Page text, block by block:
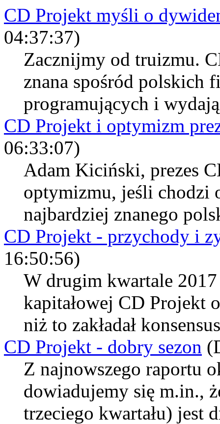
CD Projekt myśli o
04:37:37)
Zacznijmy od truizmu.
znana spośród polskich
programujących i
CD Projekt i optymizm
06:33:07)
Adam Kiciński, prezes
optymizmu, jeśli chodzi
najbardziej znanego
CD Projekt - przychody i
16:50:56)
W drugim kwartale
kapitałowej CD Projekt
niż to zakładał
CD Projekt - dobry sezon
Z najnowszego raportu
dowiadujemy się m.in.,
trzeciego kwartału) jest